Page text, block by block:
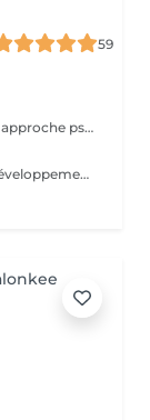
59
Suivi psychothérapeutique individuel avec une approche psychanalytique, axé sur la connaissance de soi, l'élaboration émotionnelle, la réduction de l'anxiété et l'amélioration de la qualité de vie. SPM et Santé de la Femme Accompagnement thérapeutique axé sur la santé émotionnelle et hormonale de la femme, pouvant intégrer la psychothérapie et l'acupuncture.
Accompagnement thérapeutique adapté au développement émotionnel des enfants et des adolescents, avec un accent sur le comportement, les émotions et les liens familiaux. Éducation Sexuelle Émotionnelle Séances éducatives et thérapeutiques favorisant le développement sain de la sexualité, des émotions, des limites et de la communication. Prévention des Abus Sexuels Interventions psychoéducatives axées sur la prévention des abus sexuels, renforçant la conscience corporelle, émotionnelle et les stratégies de protection.